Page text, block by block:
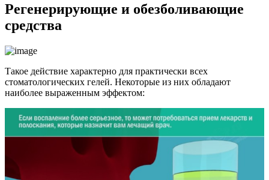
Регенерирующие и обезболивающие
средства
Такое действие характерно для практически всех
стоматологических гелей. Некоторые из них обладают
наиболее выраженным эффектом: